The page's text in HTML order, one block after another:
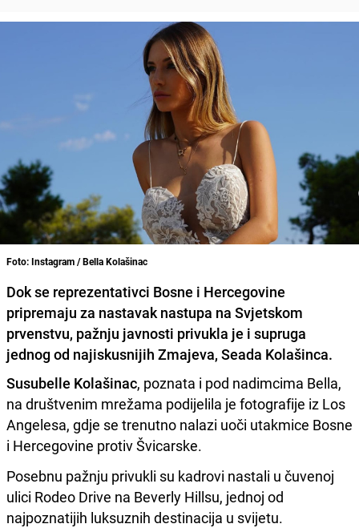
Foto: Instagram / Bella Kolašinac
Dok se reprezentativci Bosne i Hercegovine
pripremaju za nastavak nastupa na Svjetskom
prvenstvu, pažnju javnosti privukla je i supruga
jednog od najiskusnijih Zmajeva, Seada Kolašinca.
Susubelle Kolašinac, poznata i pod nadimcima Bella,
na društvenim mrežama podijelila je fotografije iz Los
Angelesa, gdje se trenutno nalazi uoči utakmice Bosne
i Hercegovine protiv Švicarske.
Posebnu pažnju privukli su kadrovi nastali u čuvenoj
ulici Rodeo Drive na Beverly Hillsu, jednoj od
najpoznatijih luksuznih destinacija u svijetu.